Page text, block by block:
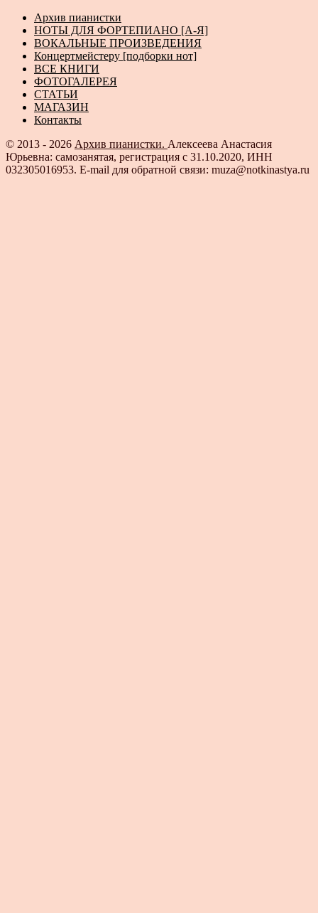
Архив пианистки
НОТЫ ДЛЯ ФОРТЕПИАНО [А-Я]
ВОКАЛЬНЫЕ ПРОИЗВЕДЕНИЯ
Концертмейстеру [подборки нот]
ВСЕ КНИГИ
ФОТОГАЛЕРЕЯ
СТАТЬИ
МАГАЗИН
Контакты
© 2013 - 2026 Архив пианистки. Алексеева Анастасия
Юрьевна: самозанятая, регистрация с 31.10.2020, ИНН
032305016953. E-mail для обратной связи: muza@notkinastya.ru